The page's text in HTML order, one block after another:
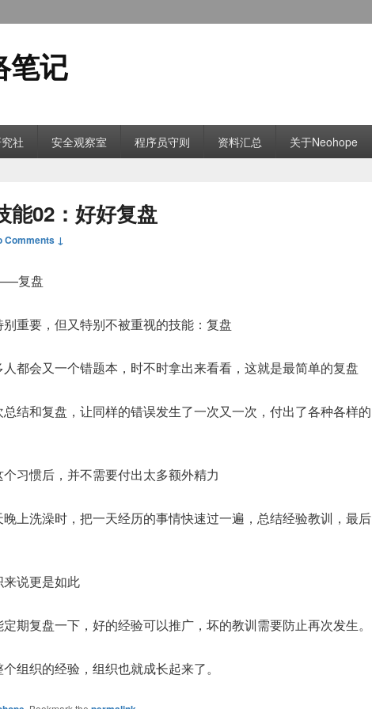
笔记
社 安全观察室 程序员守则 资料汇总 关于Neohope
能02：好好复盘
Comments ↓
复盘
重要，但又特别不被重视的技能：复盘
都会又一个错题本，时不时拿出来看看，这就是最简单的复盘
结和复盘，让同样的错误发生了一次又一次，付出了各种各样的
习惯后，并不需要付出太多额外精力
上洗澡时，把一天经历的事情快速过一遍，总结经验教训，最后
说更是如此
期复盘一下，好的经验可以推广，坏的教训需要防止再次发生。
组织的经验，组织也就成长起来了。